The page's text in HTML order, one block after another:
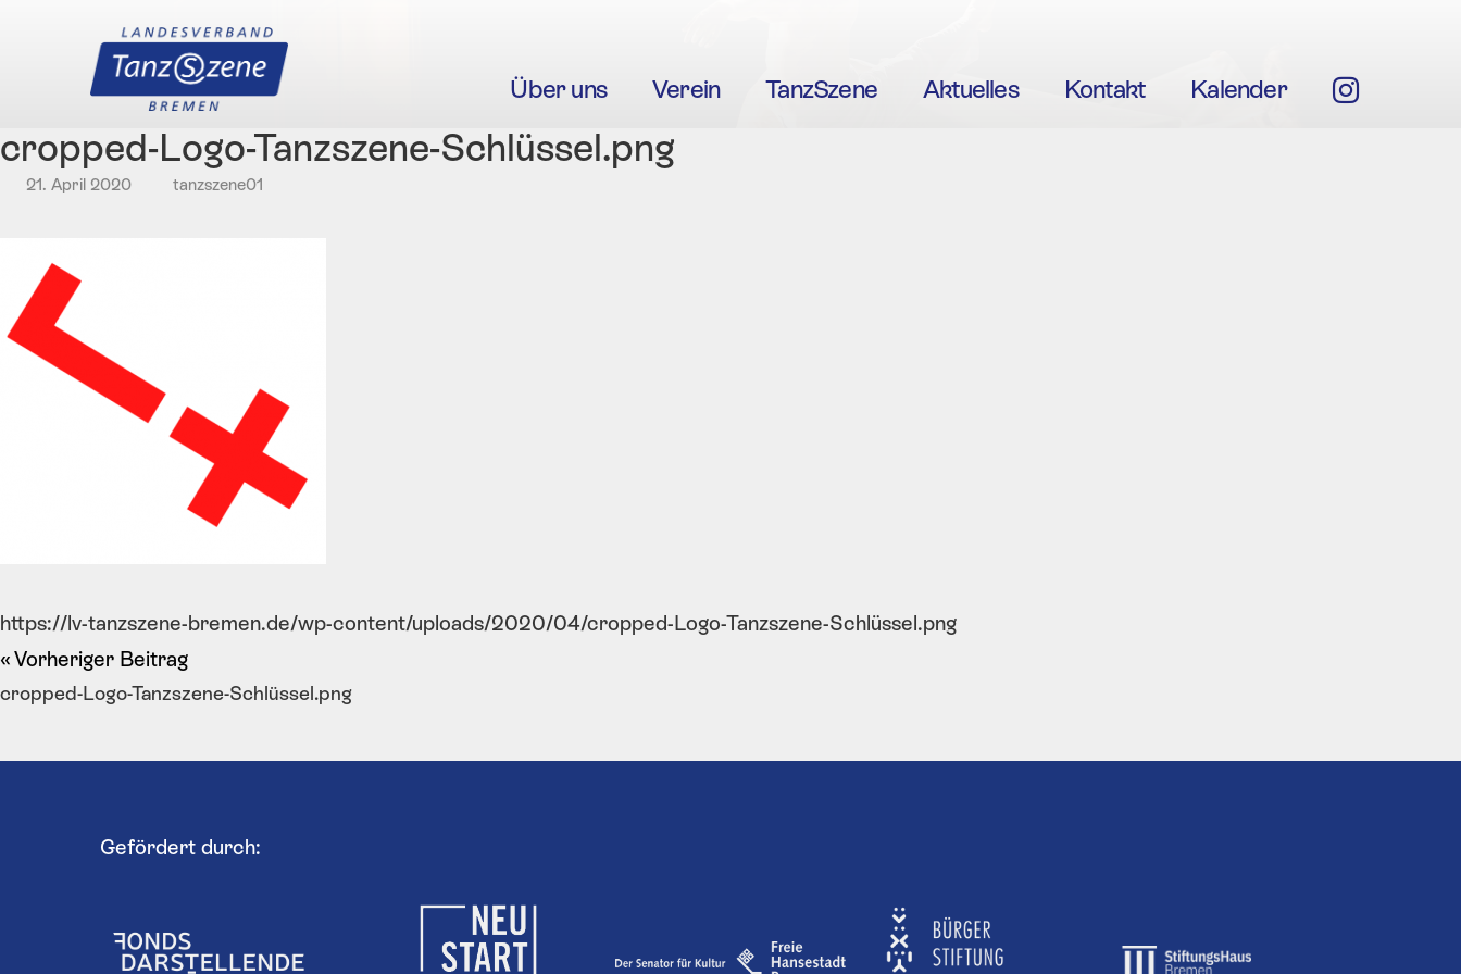
Über uns Verein TanzSzene Aktuelles Kontakt Kalender Insta
cropped-Logo-Tanzszene-Schlüssel.png
21. April 2020 tanzszene01
https://lv-tanzszene-bremen.de/wp-content/uploads/2020/04/cropped-Logo-Tanzszene-Schlüssel.png
Vorheriger Beitrag
cropped-Logo-Tanzszene-Schlüssel.png
Gefördert durch: